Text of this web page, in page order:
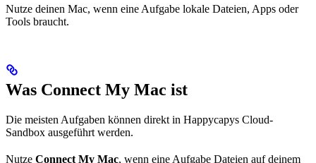
Nutze deinen Mac, wenn eine Aufgabe lokale Dateien, Apps oder
Tools braucht.
Was Connect My Mac ist
Die meisten Aufgaben können direkt in Happycapys Cloud-
Sandbox ausgeführt werden.
Nutze Connect My Mac, wenn eine Aufgabe Dateien auf deinem